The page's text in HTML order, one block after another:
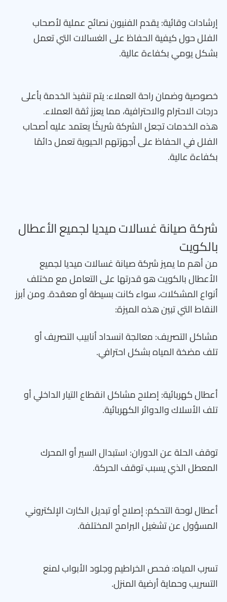
إرشادات وقائية: يقدم الفنيون نصائح عملية لأصحاب
الفلل حول كيفية الحفاظ على الغسالات التي تعمل
بشكل يومي بكفاءة عالية.
خصوصية وضمان راحة العملاء: يتم تنفيذ الخدمة بأعلى
درجات الاحترام والاحترافية، مما يعزز ثقة العملاء.
هذه الخدمات تجعل الشركة شريكًا يعتمد عليه أصحاب
الفلل في الحفاظ على أجهزتهم الحيوية تعمل دائمًا
بكفاءة عالية.
شركة صيانة غسالات ميديا لجميع الأعطال
بالكويت
من أهم ما يميز شركة صيانة غسالات ميديا لجميع
الأعطال بالكويت هو قدرتها على التعامل مع مختلف
أنواع المشكلات، سواء كانت بسيطة أو معقدة. ومن أبرز
النقاط التي تبين هذه الميزة:
مشاكل التصريف: معالجة انسداد أنابيب التصريف أو
تلف مضخة المياه بشكل احترافي.
أعطال كهربائية: إصلاح مشاكل انقطاع التيار الداخلي أو
تلف الأسلاك والدوائر الكهربائية.
توقف الحلة عن الدوران: استبدال السير أو المحرك
المعطل الذي يسبب توقف الحركة.
أعطال لوحة التحكم: إصلاح أو تبديل الكارت الإلكتروني
المسؤول عن تشغيل البرامج المختلفة.
تسرب المياه: فحص الخراطيم وجلود الأبواب لمنع
التسريب وحماية أرضية المنزل.